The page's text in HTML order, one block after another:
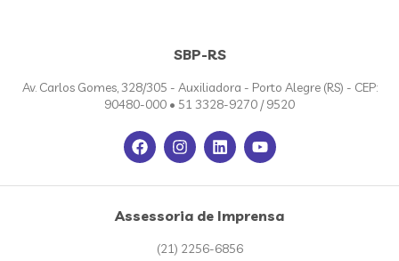
SBP-RS
Av. Carlos Gomes, 328/305 - Auxiliadora - Porto Alegre (RS) - CEP:
90480-000 • 51 3328-9270 / 9520
Assessoria de Imprensa
(21) 2256-6856